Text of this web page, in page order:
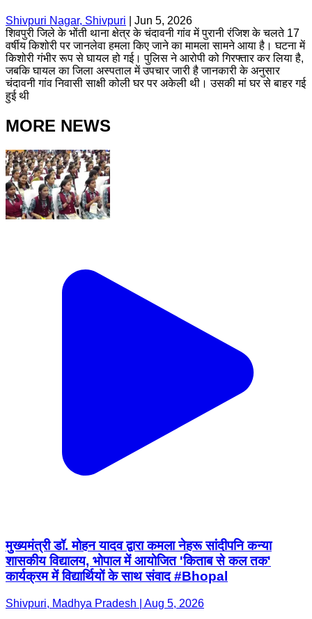
Shivpuri Nagar, Shivpuri
Jun 5, 2026
शिवपुरी जिले के भोंती थाना क्षेत्र के चंदावनी गांव में पुरानी रंजिश के चलते 17
वर्षीय किशोरी पर जानलेवा हमला किए जाने का मामला सामने आया है। घटना में
किशोरी गंभीर रूप से घायल हो गई। पुलिस ने आरोपी को गिरफ्तार कर लिया है,
जबकि घायल का जिला अस्पताल में उपचार जारी है जानकारी के अनुसार
चंदावनी गांव निवासी साक्षी कोली घर पर अकेली थी। उसकी मां घर से बाहर गई
हुई थी
MORE NEWS
मुख्यमंत्री डॉ. मोहन यादव द्वारा कमला नेहरू सांदीपनि कन्या
शासकीय विद्यालय, भोपाल में आयोजित 'किताब से कल तक'
कार्यक्रम में विद्यार्थियों के साथ संवाद #Bhopal
Shivpuri, Madhya Pradesh | Aug 5, 2026